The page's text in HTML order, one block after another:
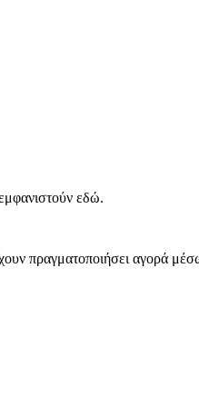
εδώ.
πραγματοποιήσει αγορά